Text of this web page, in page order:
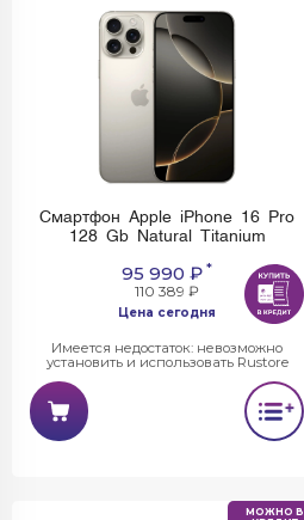
Смартфон Apple iPhone 16 Pro
128 Gb Natural Titanium
95 990 ₽ *
110 389 ₽
Цена сегодня
Имеется недостаток: невозможно
установить и использовать Rustore
МОЖНО В